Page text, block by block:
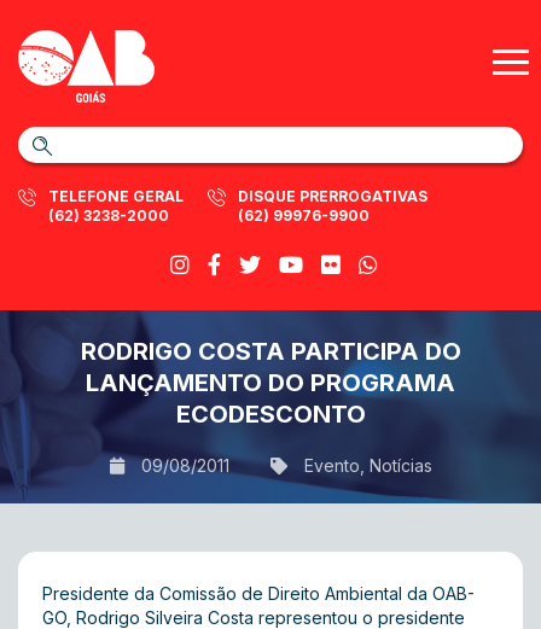
TELEFONE GERAL
(62) 3238-2000
DISQUE PRERROGATIVAS
(62) 99976-9900
RODRIGO COSTA PARTICIPA DO
LANÇAMENTO DO PROGRAMA
ECODESCONTO
09/08/2011 Evento Notícias
Presidente da Comissão de Direito Ambiental da OAB-
GO, Rodrigo Silveira Costa representou o presidente